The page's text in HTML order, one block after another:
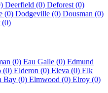
Deerfield (0) Deforest (0)
(0) Dodgeville (0) Dousman (0)
(0)
(0) Eau Galle (0) Edmund
(0) Elderon (0) Eleva (0) Elk
Bay (0) Elmwood (0) Elroy (0)